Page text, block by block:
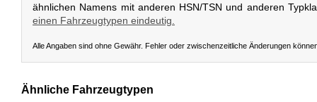
ähnlichen Namens mit anderen HSN/TSN und anderen
einen Fahrzeugtypen eindeutig.
Alle Angaben sind ohne Gewähr. Fehler oder zwischenzeitliche Änderungen
Ähnliche Fahrzeugtypen